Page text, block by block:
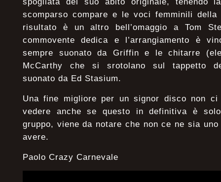
scomparso compare e le voci femminili
risultato è un altro bell’omaggio a Tom
commovente dedica e l’arrangiamento è
sempre suonato da Griffin e le chitarre
McCarthy che si srotolano sul tappetto
suonato da Ed Stasium.
Una fine migliore per un signor disco non
vedere anche se questo in definitiva è
gruppo, viene da notare che non ce ne sia
avere.
Paolo Crazy Carnevale